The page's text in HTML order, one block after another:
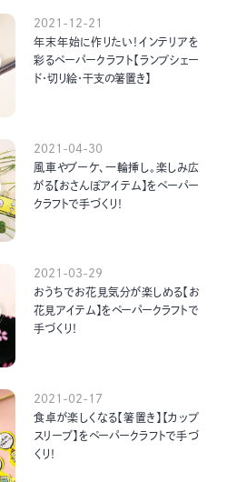
2021-12-21
年末年始に作りたい！インテリアを
彩るペーパークラフト【ランプシェー
ド・切り絵・干支の箸置き】
2021-04-30
風車やブーケ、一輪挿し。楽しみ広
がる【おさんぽアイテム】をペーパー
クラフトで手づくり！
2021-03-29
おうちでお花見気分が楽しめる【お
花見アイテム】をペーパークラフトで
手づくり！
2021-02-17
食卓が楽しくなる【箸置き】【カップ
スリーブ】をペーパークラフトで手づ
くり！